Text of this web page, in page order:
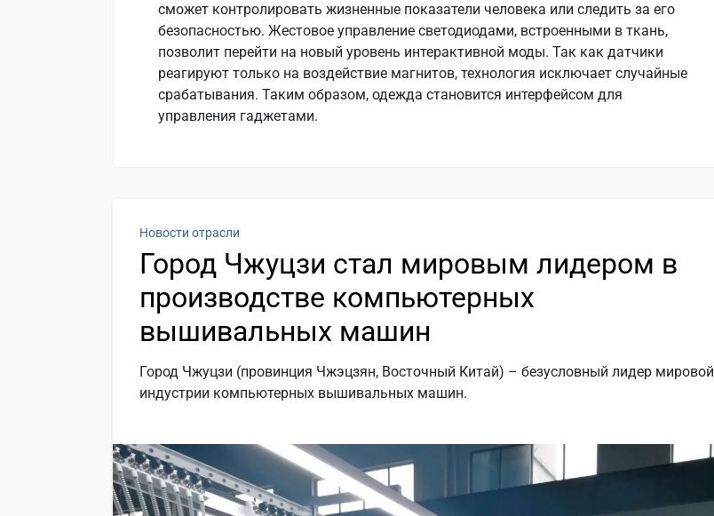
сможет контролировать жизненные показатели человека или следить за его
безопасностью. Жестовое управление светодиодами, встроенными в ткань,
позволит перейти на новый уровень интерактивной моды. Так как датчики
реагируют только на воздействие магнитов, технология исключает случайные
срабатывания. Таким образом, одежда становится интерфейсом для
управления гаджетами.
Новости отрасли
Город Чжуцзи стал мировым лидером в
производстве компьютерных
вышивальных машин
Город Чжуцзи (провинция Чжэцзян, Восточный Китай) – безусловный лидер мировой
индустрии компьютерных вышивальных машин.